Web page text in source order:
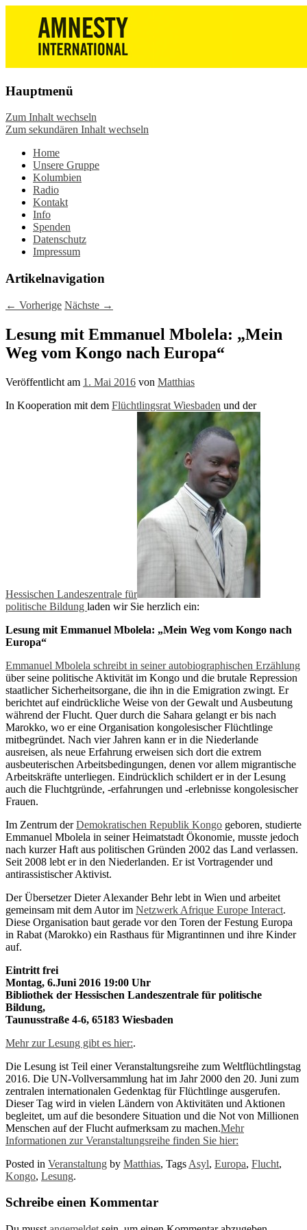
Amnesty International
Wiesbaden – Infos, Adresse,
Gruppentreffen
Die Wiesbadener Amnesty-Gruppen
stellen sich vor, bieten interessante
Veranstaltungen und Aktionen zum
Mitmachen – online oder in der Gruppe.
Sei dabei.
Hauptmenü
Zum Inhalt wechseln
Zum sekundären Inhalt wechseln
Home
Unsere Gruppe
Kolumbien
Radio
Kontakt
Info
Spenden
Datenschutz
Impressum
Artikelnavigation
← Vorherige Nächste →
Lesung mit Emmanuel Mbolela: „Mein
Weg vom Kongo nach Europa“
Veröffentlicht am 1. Mai 2016 von Matthias
In Kooperation mit dem Flüchtlingsrat Wiesbaden und der
Hessischen Landeszentrale für
politische Bildung laden wir Sie herzlich ein:
Lesung mit Emmanuel Mbolela: „Mein Weg vom Kongo nach
Europa“
Emmanuel Mbolela schreibt in seiner autobiographischen Erzählung
über seine politische Aktivität im Kongo und die brutale Repression
staatlicher Sicherheitsorgane, die ihn in die Emigration zwingt. Er
berichtet auf eindrückliche Weise von der Gewalt und Ausbeutung
während der Flucht. Quer durch die Sahara gelangt er bis nach
Marokko, wo er eine Organisation kongolesischer Flüchtlinge
mitbegründet. Nach vier Jahren kann er in die Niederlande
ausreisen, als neue Erfahrung erweisen sich dort die extrem
ausbeuterischen Arbeitsbedingungen, denen vor allem migrantische
Arbeitskräfte unterliegen. Eindrücklich schildert er in der Lesung
auch die Fluchtgründe, -erfahrungen und -erlebnisse kongolesischer
Frauen.
Im Zentrum derDemokratischen Republik Kongo geboren, studierte
Emmanuel Mbolela in seiner Heimatstadt Ökonomie, musste jedoch
nach kurzer Haft aus politischen Gründen 2002 das Land verlassen.
Seit 2008 lebt er in den Niederlanden. Er ist Vortragender und
antirassistischer Aktivist.
Der Übersetzer Dieter Alexander Behr lebt in Wien und arbeitet
gemeinsam mit dem Autor im Netzwerk Afrique Europe Interact.
Diese Organisation baut gerade vor den Toren der Festung Europa
in Rabat (Marokko) ein Rasthaus für Migrantinnen und ihre Kinder
auf.
Eintritt frei
Montag, 6.Juni 2016 19:00 Uhr
Bibliothek der Hessischen Landeszentrale für politische
Bildung,
Taunusstraße 4-6, 65183 Wiesbaden
Mehr zur Lesung gibt es hier:.
Die Lesung ist Teil einer Veranstaltungsreihe zum Weltflüchtlingstag
2016. Die UN-Vollversammlung hat im Jahr 2000 den 20. Juni zum
zentralen internationalen Gedenktag für Flüchtlinge ausgerufen.
Dieser Tag wird in vielen Ländern von Aktivitäten und Aktionen
begleitet, um auf die besondere Situation und die Not von Millionen
Menschen auf der Flucht aufmerksam zu machen.Mehr
Informationen zur Veranstaltungsreihe finden Sie hier:
Posted in Veranstaltung by Matthias, Tags Asyl, Europa, Flucht,
Kongo, Lesung.
Schreibe einen Kommentar